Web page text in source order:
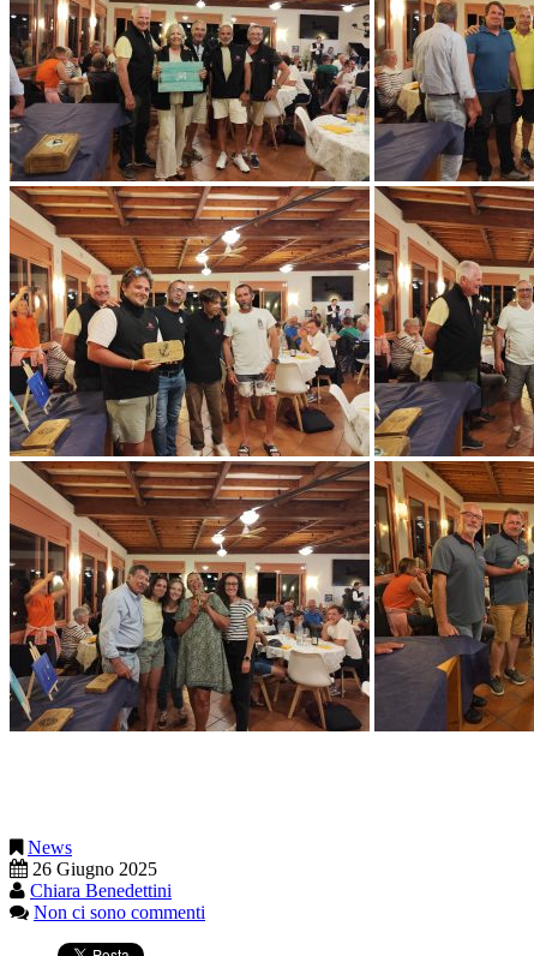
News
26 Giugno 2025
Chiara Benedettini
Non ci sono commenti